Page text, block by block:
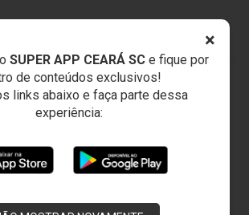
×
SUPER APP CEARÁ SCe fique por
de conteúdos exclusivos!
links abaixo e faça parte dessa
experiência:
Rocha, 3-Thiego, 4-Douglas Silva
5-Ronaldo Tres, 8-Maylson, 7-
Pablo e 9-Rafael Costa.